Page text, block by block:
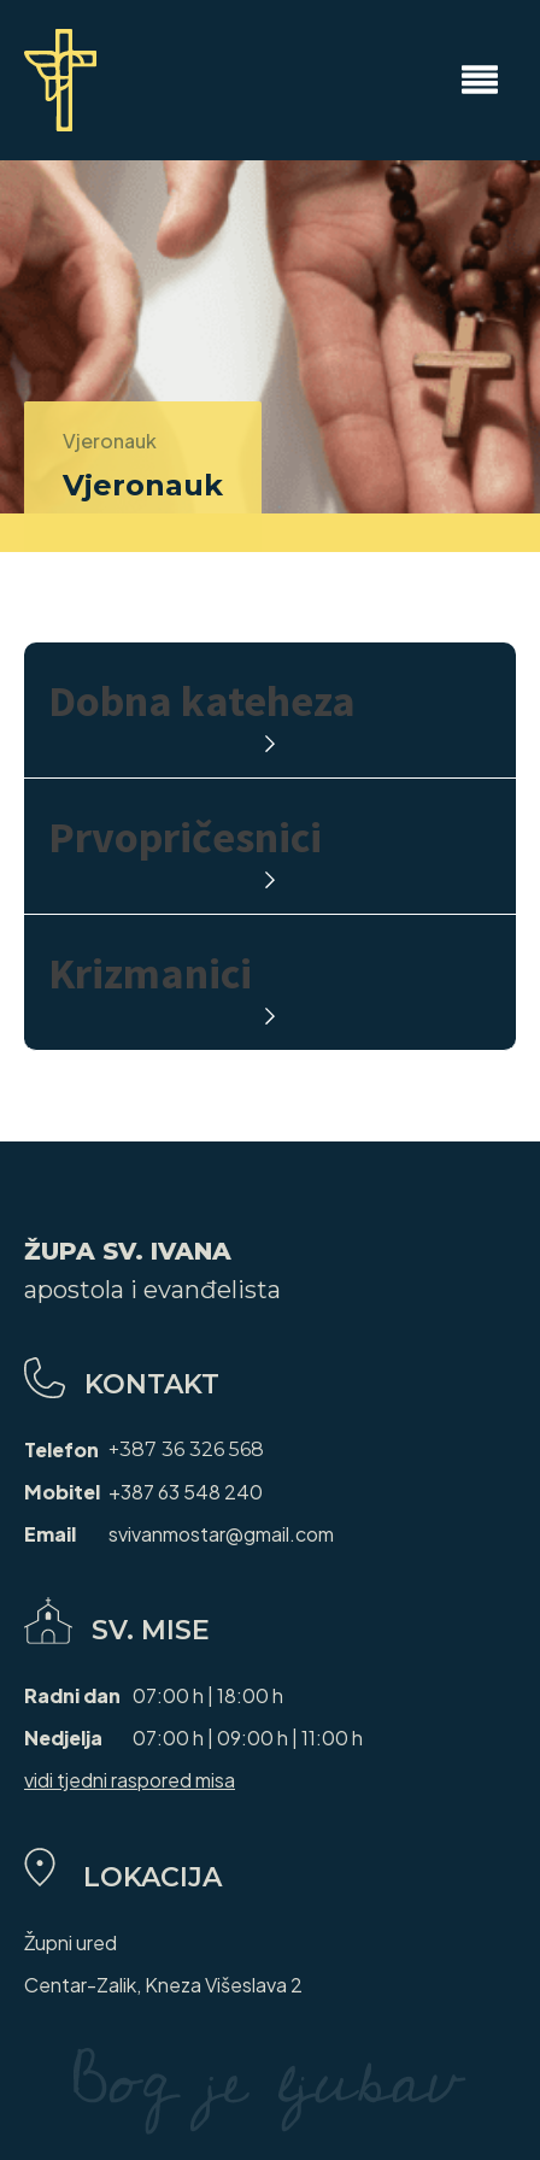
Vjeronauk
Vjeronauk
Dobna kateheza
Prvopričesnici
Krizmanici
ŽUPA SV. IVANA
apostola i evanđelista
KONTAKT
Telefon +387 36 326 568
Mobitel +387 63 548 240
Email
svivanmostar@gmail.com
SV. MISE
Radni dan 07:00 h | 18:00 h
Nedjelja
07:00 h | 09:00 h | 11:00 h
vidi tjedni raspored misa
LOKACIJA
Župni ured
Centar-Zalik, Kneza Višeslava 2